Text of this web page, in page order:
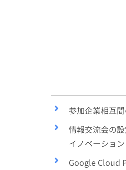
参加企業相互
情報交流会の
イノベーショ
Google Cloud